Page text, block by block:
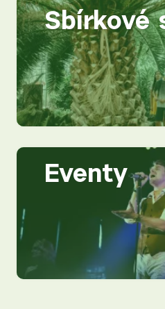
Sbírkové
Eventy